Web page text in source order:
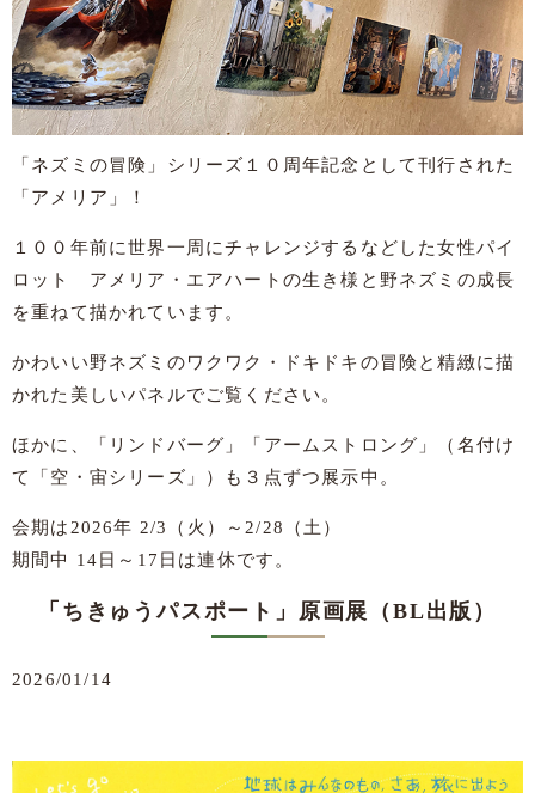
「ネズミの冒険」シリーズ１０周年記念として刊行された
「アメリア」！
１００年前に世界一周にチャレンジするなどした女性パイ
ロット アメリア・エアハートの生き様と野ネズミの成長
を重ねて描かれています。
かわいい野ネズミのワクワク・ドキドキの冒険と精緻に描
かれた美しいパネルでご覧ください。
ほかに、「リンドバーグ」「アームストロング」（名付け
て「空・宙シリーズ」）も３点ずつ展示中。
会期は2026年 2/3（火）～2/28（土）
期間中 14日～17日は連休です。
「ちきゅうパスポート」原画展（BL出版）
2026/01/14